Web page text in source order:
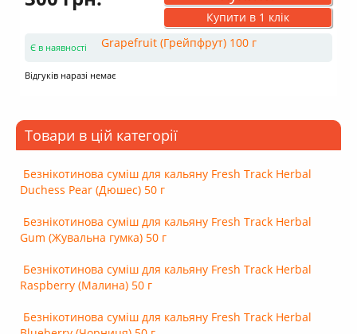
Купити в 1 клік
Є в наявності
Відгуків наразі немає
Товари в цій категорії
Безнікотинова суміш для кальяну Fresh Track Herbal
Duchess Pear (Дюшес) 50 г
Безнікотинова суміш для кальяну Fresh Track Herbal
Gum (Жувальна гумка) 50 г
Безнікотинова суміш для кальяну Fresh Track Herbal
Raspberry (Малина) 50 г
Безнікотинова суміш для кальяну Fresh Track Herbal